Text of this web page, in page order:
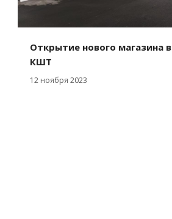
Открытие нового магазина в
КШТ
12 ноября 2023